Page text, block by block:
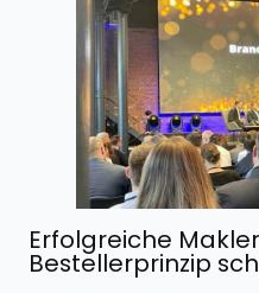
Erfolgreiche
Bestellerprinzip